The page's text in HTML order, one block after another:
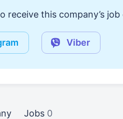
receive this company’s
Viber
Jobs 0